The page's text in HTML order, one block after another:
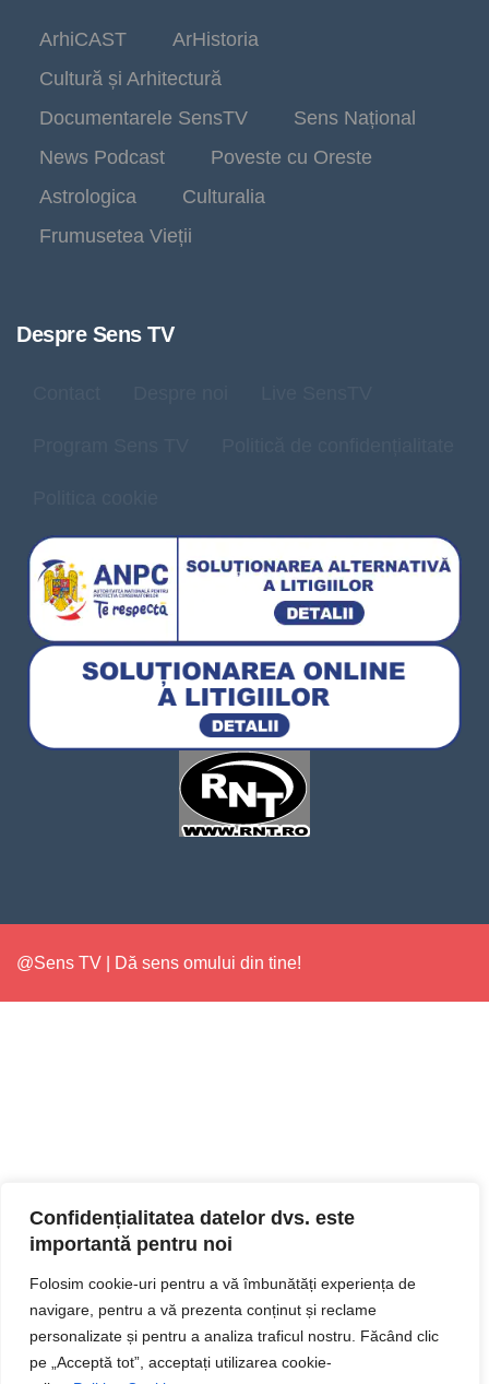
Confidențialitatea datelor dvs. este
importantă pentru noi
Folosim cookie-uri pentru a vă îmbunătăți experiența de
navigare, pentru a vă prezenta conținut și reclame
personalizate și pentru a analiza traficul nostru. Făcând clic
pe „Acceptă tot”, acceptați utilizarea cookie-
ArhiCAST
ArHistoria
Cultură și Arhitectură
Documentarele SensTV
Sens Național
News Podcast
Poveste cu Oreste
Astrologica
Culturalia
Frumusetea Vieții
Despre Sens TV
@Sens TV | Dă sens omului din tine!